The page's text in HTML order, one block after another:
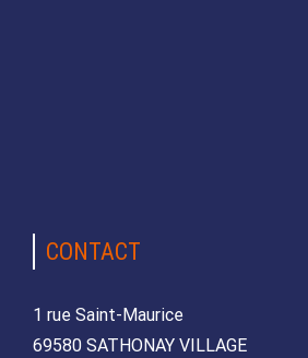
CONTACT
1 rue Saint-Maurice
69580 SATHONAY VILLAGE